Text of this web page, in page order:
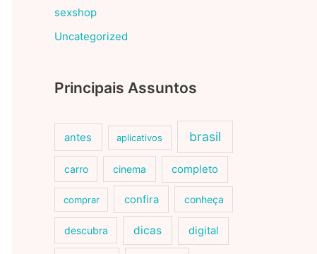
sexshop
Uncategorized
Principais Assuntos
antes aplicativos brasil
carro cinema completo
comprar confira conheça
descubra dicas digital